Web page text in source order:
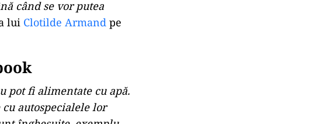
când se vor putea
lui Clotilde Armand pe
pot fi alimentate cu apă.
autospecialele lor